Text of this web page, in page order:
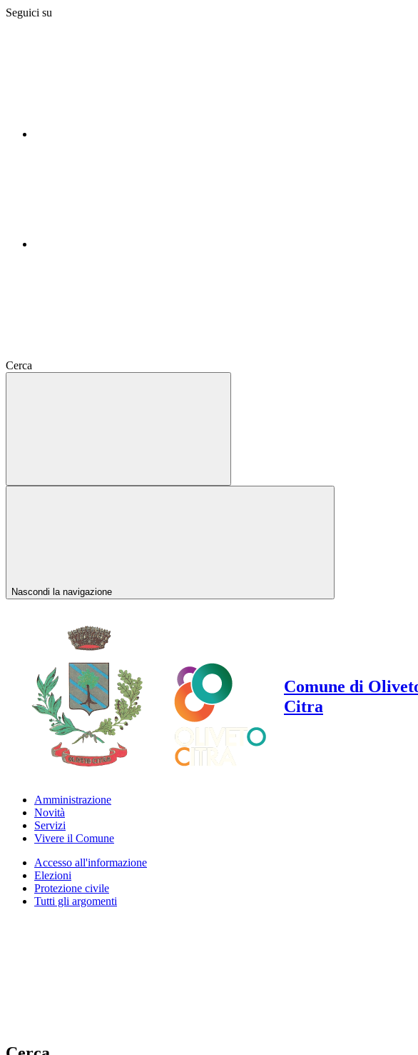
Seguici su
Cerca
Nascondi la navigazione
Comune di
Citra
Amministrazione
Novità
Servizi
Vivere il Comune
Accesso all'informazione
Elezioni
Protezione civile
Tutti gli argomenti